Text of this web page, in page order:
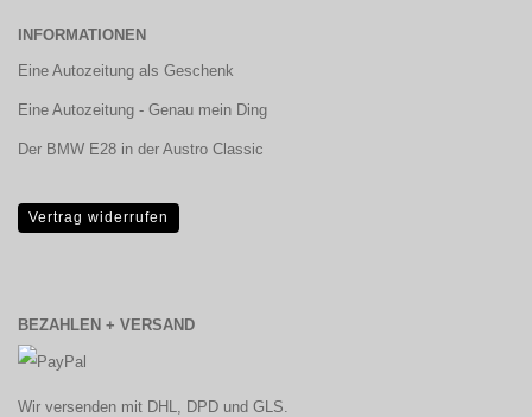
INFORMATIONEN
Eine Autozeitung als Geschenk
Eine Autozeitung - Genau mein Ding
Der BMW E28 in der Austro Classic
Vertrag widerrufen
BEZAHLEN + VERSAND
Wir versenden mit DHL, DPD und GLS.